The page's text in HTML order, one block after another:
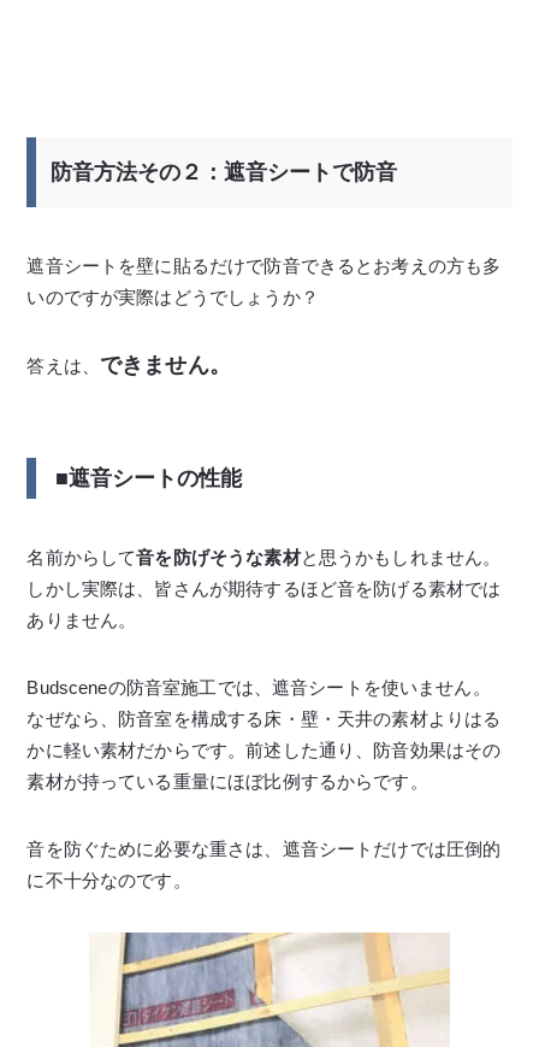
防音方法その２：遮音シートで防音
遮音シートを壁に貼るだけで防音できるとお考えの方も多
いのですが実際はどうでしょうか？
答えは、 できません。
■遮音シートの性能
名前からして音を防げそうな素材と思うかもしれません。
しかし実際は、皆さんが期待するほど音を防げる素材では
ありません。
Budsceneの防音室施工では、遮音シートを使いません。
なぜなら、防音室を構成する床・壁・天井の素材よりはる
かに軽い素材だからです。前述した通り、防音効果はその
素材が持っている重量にほぼ比例するからです。
音を防ぐために必要な重さは、遮音シートだけでは圧倒的
に不十分なのです。